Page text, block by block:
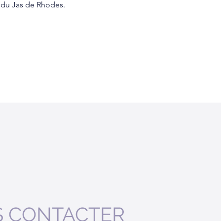
Jas de Rhodes.
CONTACTER